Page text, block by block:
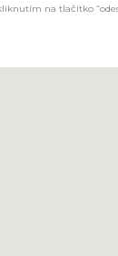
na tlačítko